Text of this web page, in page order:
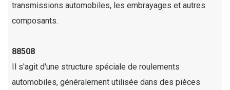
transmissions automobiles, les embrayages et autres
composants.
88508
Il s'agit d'une structure spéciale de roulements
automobiles, généralement utilisée dans des pièces